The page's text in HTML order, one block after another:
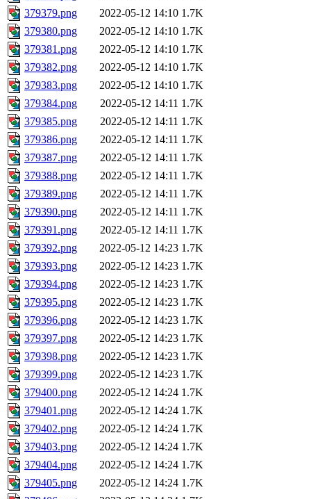
379379.png
2022-05-12 14:10 1.7K
379380.png
2022-05-12 14:10 1.7K
379381.png
2022-05-12 14:10 1.7K
379382.png
2022-05-12 14:10 1.7K
379383.png
2022-05-12 14:10 1.7K
379384.png
2022-05-12 14:11 1.7K
379385.png
2022-05-12 14:11 1.7K
379386.png
2022-05-12 14:11 1.7K
379387.png
2022-05-12 14:11 1.7K
379388.png
2022-05-12 14:11 1.7K
379389.png
2022-05-12 14:11 1.7K
379390.png
2022-05-12 14:11 1.7K
379391.png
2022-05-12 14:11 1.7K
379392.png
2022-05-12 14:23 1.7K
379393.png
2022-05-12 14:23 1.7K
379394.png
2022-05-12 14:23 1.7K
379395.png
2022-05-12 14:23 1.7K
379396.png
2022-05-12 14:23 1.7K
379397.png
2022-05-12 14:23 1.7K
379398.png
2022-05-12 14:23 1.7K
379399.png
2022-05-12 14:23 1.7K
379400.png
2022-05-12 14:24 1.7K
379401.png
2022-05-12 14:24 1.7K
379402.png
2022-05-12 14:24 1.7K
379403.png
2022-05-12 14:24 1.7K
379404.png
2022-05-12 14:24 1.7K
379405.png
2022-05-12 14:24 1.7K